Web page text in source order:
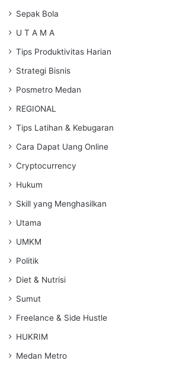
Sepak Bola
U T A M A
Tips Produktivitas Harian
Strategi Bisnis
Posmetro Medan
REGIONAL
Tips Latihan & Kebugaran
Cara Dapat Uang Online
Cryptocurrency
Hukum
Skill yang Menghasilkan
Utama
UMKM
Politik
Diet & Nutrisi
Sumut
Freelance & Side Hustle
HUKRIM
Medan Metro